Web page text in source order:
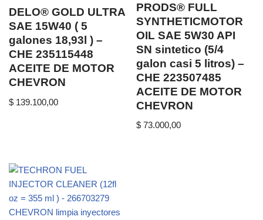
DELO® GOLD ULTRA
SAE 15W40 ( 5
galones 18,93l ) –
CHE 235115448
ACEITE DE MOTOR
CHEVRON
$ 139.100,00
PRODS® FULL
SYNTHETICMOTOR
OIL SAE 5W30 API
SN sintetico (5/4
galon casi 5 litros) –
CHE 223507485
ACEITE DE MOTOR
CHEVRON
$ 73.000,00